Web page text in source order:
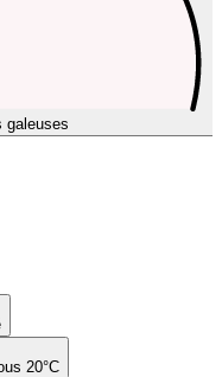
galeuses
20°C